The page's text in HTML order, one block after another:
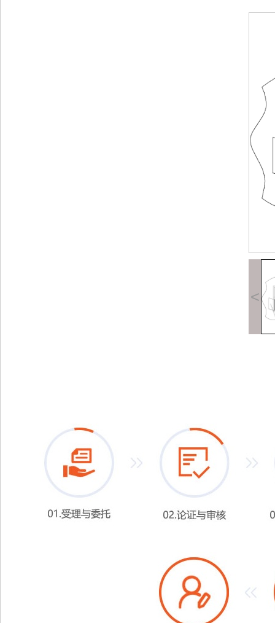
述技术问题的技术方案如下：一种校园
所述金刚网纱窗与固定框之间为可拆卸
怖分子敲碎玻璃将手伸入室内打开内扣
图1为本实用新型的结构示意图。图2为
墙体1上固定设有窗户2，所述窗户2的左
4，所述窗户2对应外侧墙体1上固定有防
3对应的外侧不设有防盗窗5。所述金刚
时安装在窗口处，玻璃窗6根据当时环境
<